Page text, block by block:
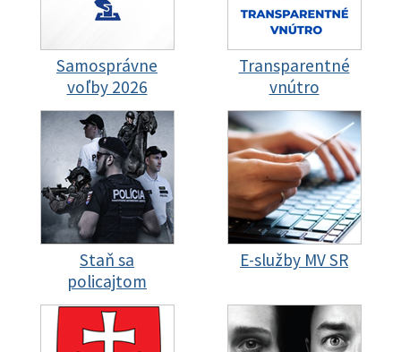
Samosprávne
voľby 2026
Transparentné
vnútro
Staň sa
policajtom
E-služby MV SR